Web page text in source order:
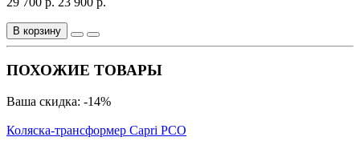
В корзину
ПОХОЖИЕ ТОВАРЫ
Ваша скидка: -14%
Коляска-трансформер Capri PCO